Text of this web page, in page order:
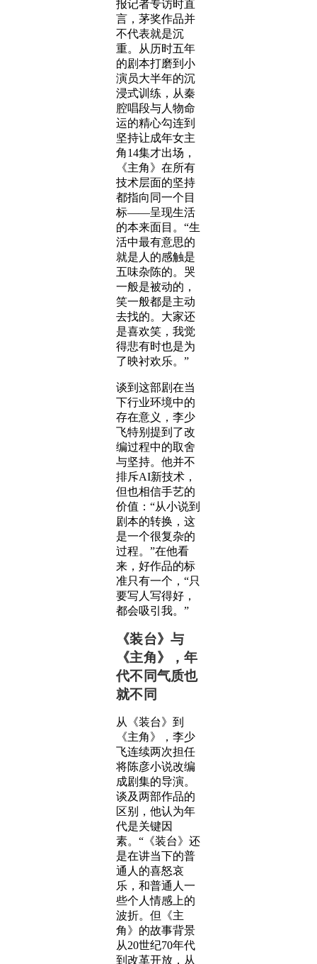
报记者专访时直
言，茅奖作品并
不代表就是沉
重。从历时五年
的剧本打磨到小
演员大半年的沉
浸式训练，从秦
腔唱段与人物命
运的精心勾连到
坚持让成年女主
角14集才出场，
《主角》在所有
技术层面的坚持
都指向同一个目
标——呈现生活
的本来面目。“生
活中最有意思的
就是人的感触是
五味杂陈的。哭
一般是被动的，
笑一般都是主动
去找的。大家还
是喜欢笑，我觉
得悲有时也是为
了映衬欢乐。”
谈到这部剧在当
下行业环境中的
存在意义，李少
飞特别提到了改
编过程中的取舍
与坚持。他并不
排斥AI新技术，
但也相信手艺的
价值：“从小说到
剧本的转换，这
是一个很复杂的
过程。”在他看
来，好作品的标
准只有一个，“只
要写人写得好，
都会吸引我。”
《装台》与
《主角》，年
代不同气质也
就不同
从《装台》到
《主角》，李少
飞连续两次担任
将陈彦小说改编
成剧集的导演。
谈及两部作品的
区别，他认为年
代是关键因
素。“《装台》还
是在讲当下的普
通人的喜怒哀
乐，和普通人一
些个人情感上的
波折。但《主
角》的故事背景
从20世纪70年代
到改革开放，从